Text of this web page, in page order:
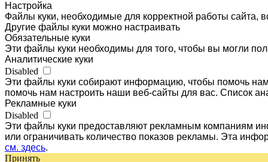
Настройка
Файлы куки, необходимые для корректной работы сайта,
Другие файлы куки можно настраивать
Обязательные куки
Эти файлы куки необходимы для того, чтобы вы могли
Аналитические куки
Disabled
Эти файлы куки собирают информацию, чтобы помочь
помочь нам настроить наши веб-сайты для вас. Список
Рекламные куки
Disabled
Эти файлы куки предоставляют рекламным компаниям
или ограничивать количество показов рекламы. Эта
см. здесь.
Принять